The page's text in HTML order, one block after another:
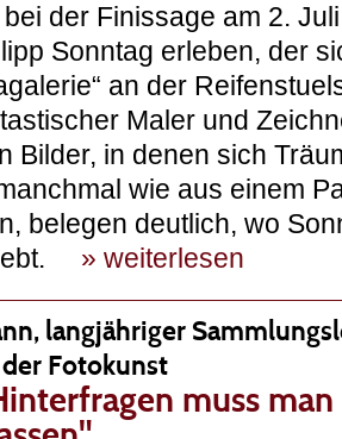
der Finissage am 2.
Sonntag erleben, der
an der
Maler und
Bilder, in denen sich
wie aus einem
belegen deutlich, wo
lebt. » weiterlesen
langjähriger
Fotokunst
muss man